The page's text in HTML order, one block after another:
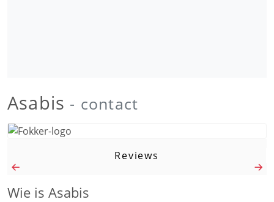
Asabis - contact
Reviews
Wie is Asabis